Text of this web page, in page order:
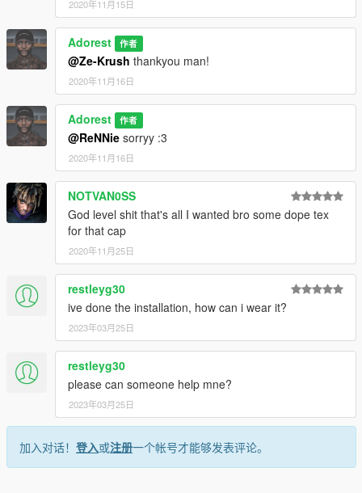
2020年11月15日
Adorest 作者
@Ze-Krush thankyou man!
2020年11月16日
Adorest 作者
@ReNNie sorryy :3
2020年11月16日
NOTVAN0SS
God level shit that's all I wanted bro some dope tex
for that cap
2020年11月25日
restleyg30
ive done the installation, how can i wear it?
2023年03月25日
restleyg30
please can someone help mne?
2023年03月25日
加入对话！ 登入或注册一个帐号才能够发表评论。